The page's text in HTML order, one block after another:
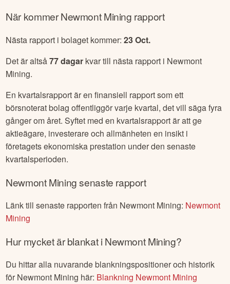
När kommerNewmont Mining rapport
Nästa rapport i bolaget kommer:23 Oct.
Det är altså77dagar kvar till nästa rapport i Newmont
Mining.
En kvartalsrapport är en finansiell rapport som ett
börsnoterat bolag offentliggör varje kvartal, det vill säga fyra
gånger om året. Syftet med en kvartalsrapport är att ge
aktieägare, investerare och allmänheten en insikt i
företagets ekonomiska prestation under den senaste
kvartalsperioden.
Newmont Miningsenaste rapport
Länk till senaste rapporten från Newmont Mining: Newmont
Mining
Hur mycket är blankat iNewmont Mining?
Du hittar alla nuvarande blankningspositioner och historik
för Newmont Mining här: Blankning Newmont Mining